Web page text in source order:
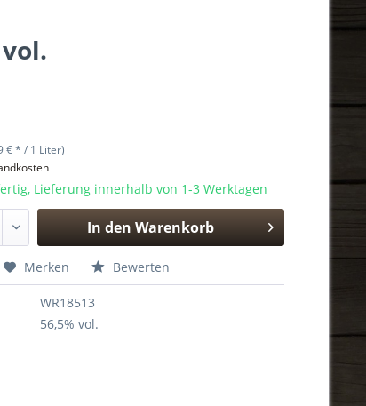
€ * / 1 Liter)
Lieferung innerhalb von 1-3 Werktagen
In den Warenkorb
Hinzugefügt
Merken Bewerten
WR18513
56,5% vol.